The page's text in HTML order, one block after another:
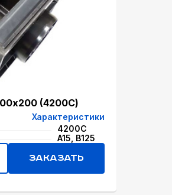
(4200С)
Характеристики
4200С
A15, B125
Заказать